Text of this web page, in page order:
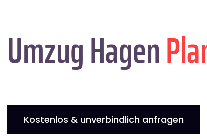
Umzug Hagen
Kostenlos & unverbindlich anfragen